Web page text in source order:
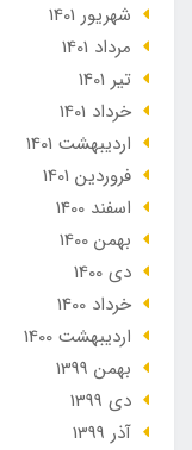
شهریور 1401
مرداد 1401
تير 1401
خرداد 1401
ارديبهشت 1401
فروردین 1401
اسفند 1400
بهمن 1400
دی 1400
خرداد 1400
ارديبهشت 1400
بهمن 1399
دی 1399
آذر 1399